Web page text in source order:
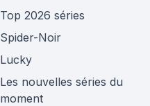
Top 2026 séries
Spider-Noir
Lucky
Les nouvelles séries du
moment